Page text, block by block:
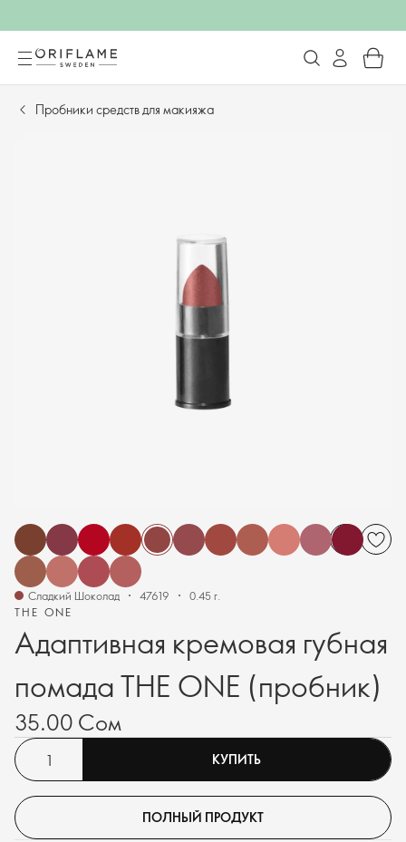
Пробники средств для макияжа
THE ONE
Адаптивная кремовая губная
помада THE ONE (пробник)
Сладкий Шоколад 47619 0.45 г.
35.00 Сом
КУПИТЬ
ПОЛНЫЙ ПРОДУКТ